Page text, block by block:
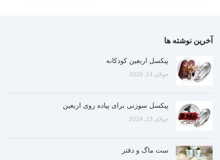
آخرین نوشته ها
پیکسل اربعین کودکانه
جولای 14, 2026
پیکسل سوزنی برای پیاده روی اربعین
جولای 13, 2024
ست ماگ و دفتر